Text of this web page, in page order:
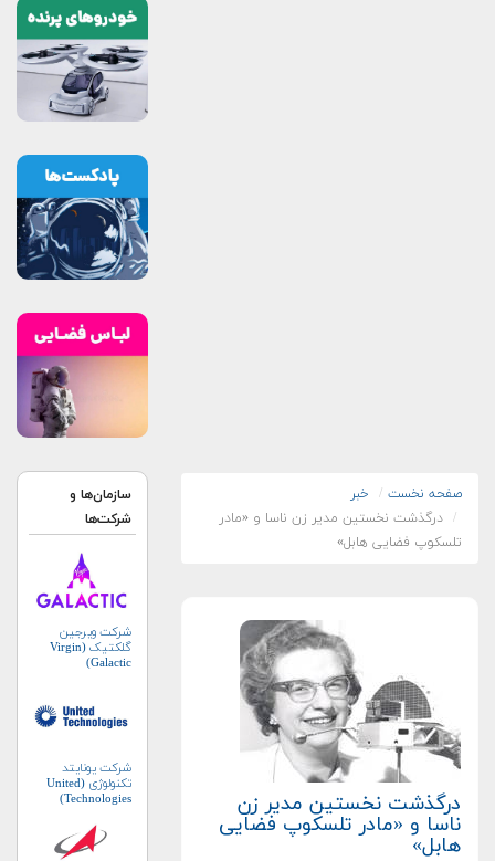
صفحه نخست
خبر
درگذشت نخستین مدیر زن ناسا و «مادر
تلسکوپ فضایی هابل»
درگذشت نخستین مدیر زن
ناسا و «مادر تلسکوپ فضایی
هابل»
سازمان‌ها و
شرکت‌ها
شرکت ویرجین
گلکتیک (Virgin
Galactic)
شرکت یونایتد
تکنولوژی (United
Technologies)